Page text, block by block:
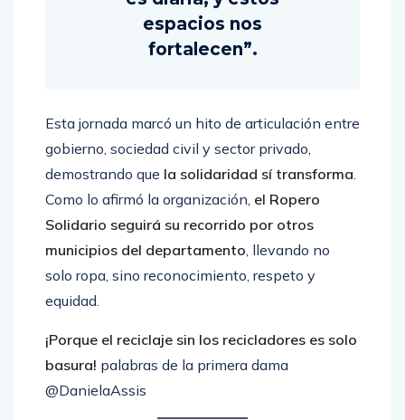
espacios nos
fortalecen”.
Esta jornada marcó un hito de articulación entre
gobierno, sociedad civil y sector privado,
demostrando que la solidaridad sí transforma.
Como lo afirmó la organización, el Ropero
Solidario seguirá su recorrido por otros
municipios del departamento, llevando no
solo ropa, sino reconocimiento, respeto y
equidad.
¡Porque el reciclaje sin los recicladores es solo
basura! palabras de la primera dama
@DanielaAssis